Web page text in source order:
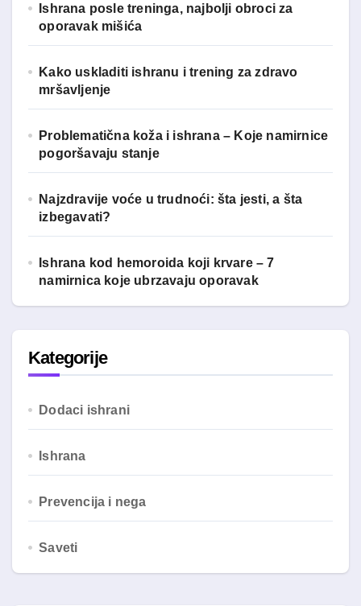
a
Ishrana posle treninga, najbolji obroci za
oporavak mišića
Kako uskladiti ishranu i trening za zdravo
mršavljenje
Problematična koža i ishrana – Koje namirnice
pogoršavaju stanje
Najzdravije voće u trudnoći: šta jesti, a šta
izbegavati?
Ishrana kod hemoroida koji krvare – 7
namirnica koje ubrzavaju oporavak
Kategorije
Dodaci ishrani
Ishrana
Prevencija i nega
Saveti